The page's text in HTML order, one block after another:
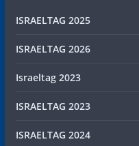
ISRAELTAG 2025
ISRAELTAG 2026
Israeltag 2023
ISRAELTAG 2023
ISRAELTAG 2024